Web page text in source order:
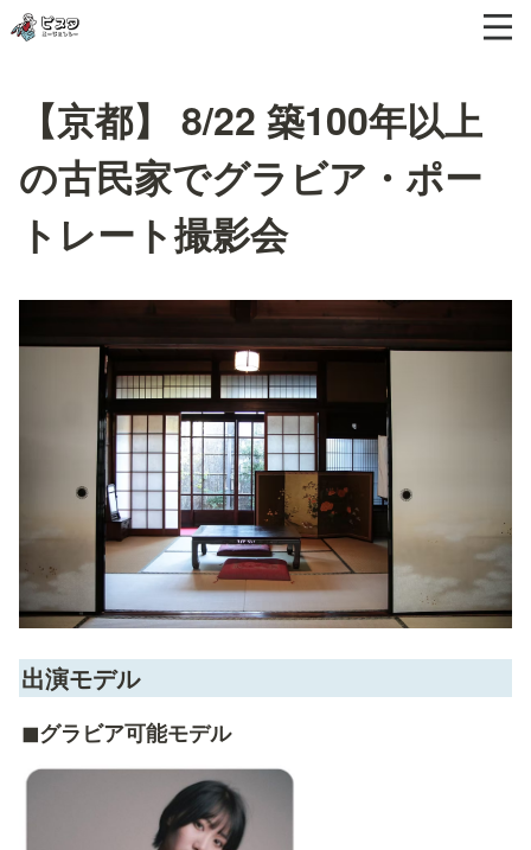
【京都】 8/22 築100年以上
の古民家でグラビア・ポー
トレート撮影会
出演モデル
◼︎グラビア可能モデル